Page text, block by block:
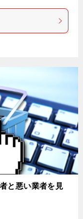
と悪い業者を見